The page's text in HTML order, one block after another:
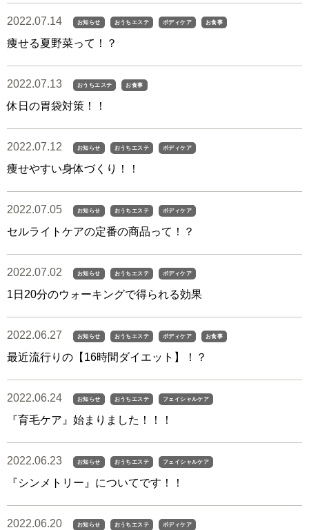
2022.07.14 お知らせ おうちエステ ボディケア お食事
痩せる夏野菜って！？
2022.07.13 おうちエステ お食事
休日の胃袋対策！！
2022.07.12 お知らせ おうちエステ ボディケア
痩せやすい身体づくり！！
2022.07.05 お知らせ おうちエステ ボディケア
セルライトケアの定番の商品って！？
2022.07.02 お知らせ おうちエステ ボディケア
1日20分のウォーキングで得られる効果
2022.06.27 お知らせ おうちエステ ボディケア お食事
最近流行りの【16時間ダイエット】！？
2022.06.24 お知らせ おうちエステ フェイシャルケア
『育毛ケア』始まりました！！！
2022.06.23 お知らせ おうちエステ フェイシャルケア
『シンメトリー』についてです！！
2022.06.20 お知らせ おうちエステ ボディケア